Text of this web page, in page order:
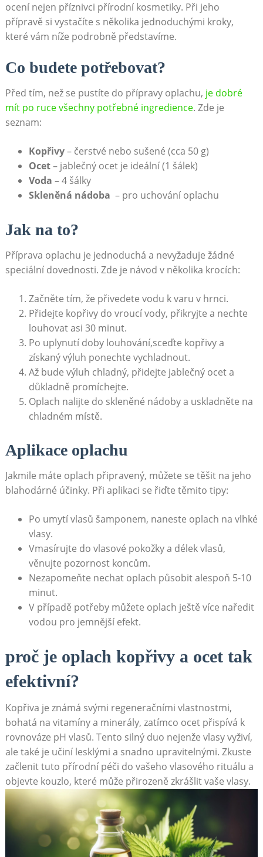
ocení nejen příznivci⁤ přírodní ⁢kosmetiky. Při jeho
přípravě si vystačíte s ⁢několika⁢ jednoduchými kroky,⁣
které⁤ vám níže ⁢podrobně‌ představíme.
Co budete potřebovat?
Před tím, ⁢než ‌se pustíte do přípravy⁢ oplachu, je⁣ dobré
mít ⁤po​ ruce všechny‌ potřebné ingredience.‍ Zde ⁣je⁤
seznam:
Kopřivy– ‍čerstvé ‌nebo⁤ sušené (cca⁣ 50 g)
Ocet– jablečný‌ ocet je ideální (1 šálek)
Voda – ​4 šálky
Skleněná nádoba ‍ – pro uchování oplachu
Jak⁢ na to?
Příprava oplachu je jednoduchá⁣ a‌ nevyžaduje žádné
speciální dovednosti. ⁤Zde je návod v několika krocích:
Začněte tím, že⁢ přivedete vodu k‍ varu v hrnci.
Přidejte​ kopřivy do ‍vroucí vody, přikryjte⁤ a nechte
louhovat asi⁣ 30 minut.
Po uplynutí doby louhování,sceďte⁤ kopřivy a
získaný výluh ponechte vychladnout.
Až ‌bude výluh chladný, přidejte jablečný ocet a
‌důkladně ‌promíchejte.
Oplach nalijte do‌ skleněné ​nádoby⁣ a uskladněte⁣ na
chladném místě.
Aplikace oplachu
Jakmile máte oplach připravený,‌ můžete se ⁢těšit na jeho ​
blahodárné ‍účinky. Při aplikaci se řiďte ⁢těmito⁣ tipy:
Po⁣ umytí ⁣vlasů šamponem, naneste oplach na ​vlhké
⁣vlasy.
Vmasírujte⁢ do vlasové pokožky​ a délek vlasů,
věnujte pozornost koncům.
Nezapomeňte nechat oplach ⁤působit alespoň⁣ 5-10
minut.
V případě potřeby můžete oplach ještě více naředit
⁢vodou pro jemnější efekt.
proč ‌je oplach kopřivy ⁤a⁤ ocet ​tak‌
efektivní?
Kopřiva je známá svými regeneračními⁤ vlastnostmi,
bohatá na vitamíny⁣ a minerály,‌ zatímco ocet ⁣přispívá k
⁣rovnováze‌ pH​ vlasů.⁢ Tento silný ‌duo nejenže vlasy ⁤vyživí,
ale také je‌ učiní lesklými a snadno upravitelnými. Zkuste
začlenit tuto přírodní péči do vašeho vlasového rituálu ‌a
objevte ⁣kouzlo, které může⁤ přirozeně⁣ zkrášlit vaše vlasy.